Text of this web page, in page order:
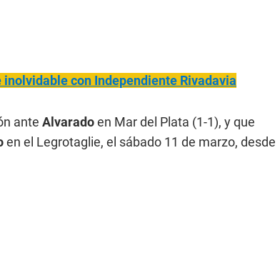
con Independiente Rivadavia
ante Alvaradoen Mar del Plata (1-1), y que
en el Legrotaglie, el sábado 11 de marzo, desde